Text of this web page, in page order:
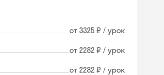
от 3325 ₽ / урок
от 2282 ₽ / урок
от 2282 ₽ / урок